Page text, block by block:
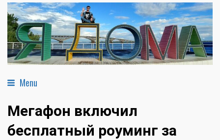
Menu
Мегафон включил
бесплатный роуминг за